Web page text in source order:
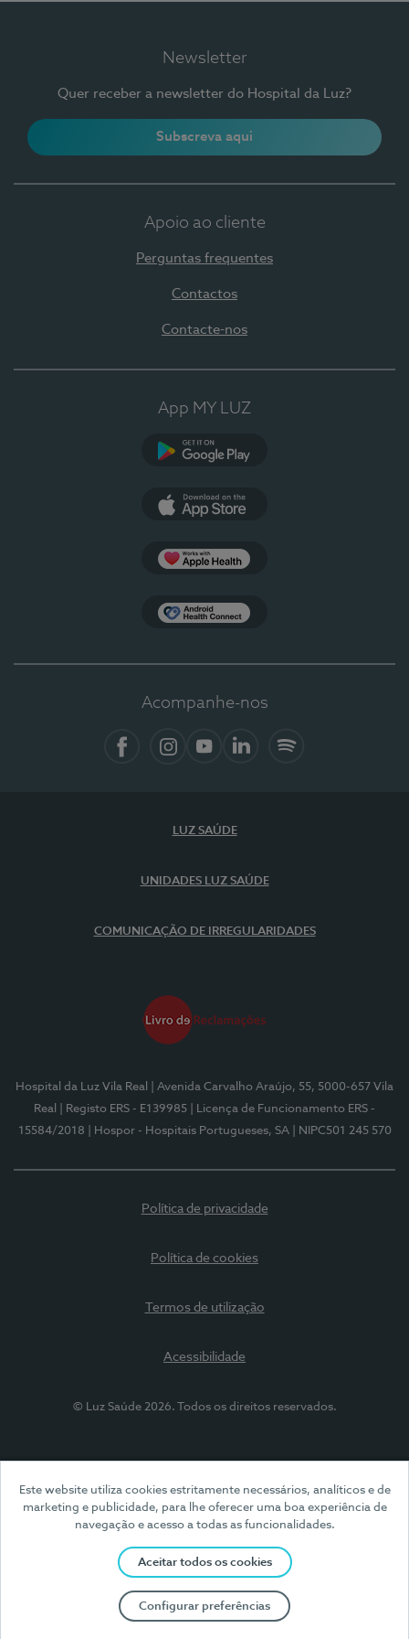
Este website utiliza cookies estritamente necessários, analíticos e de
marketing e publicidade, para lhe oferecer uma boa experiência de
navegação e acesso a todas as funcionalidades.
Aceitar todos os cookies
Configurar preferências
Newsletter
Quer receber a newsletter do Hospital da Luz?
Subscreva aqui
Apoio ao cliente
Perguntas frequentes
Contactos
Contacte-nos
App MY LUZ
Acompanhe-nos
LUZ SAÚDE
UNIDADES LUZ SAÚDE
COMUNICAÇÃO DE IRREGULARIDADES
Hospital da Luz Vila Real
| Avenida Carvalho Araújo, 55, 5000-657 Vila
Real
| Registo ERS - E139985
| Licença de Funcionamento ERS -
15584/2018
| Hospor - Hospitais Portugueses, SA | NIPC501 245 570
Política de privacidade
Política de cookies
Termos de utilização
Acessibilidade
© Luz Saúde 2026. Todos os direitos reservados.